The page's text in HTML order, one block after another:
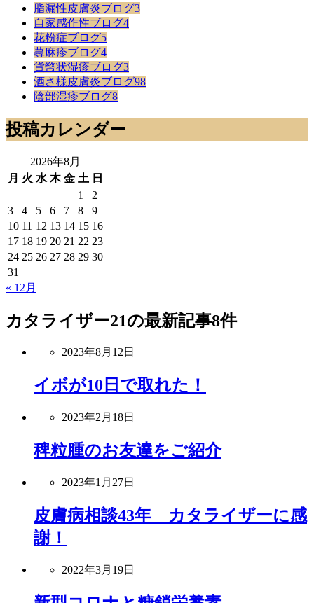
脂漏性皮膚炎ブログ3
自家感作性ブログ4
花粉症ブログ5
蕁麻疹ブログ4
貨幣状湿疹ブログ3
酒さ様皮膚炎ブログ98
陰部湿疹ブログ8
投稿カレンダー
2026年8月
月 火 水 木 金 土 日
1
2
3
4 5 6 7 8
9
10 11 12 13 14 15 16
17 18 19 20 21 22 23
24 25 26 27 28 29 30
31
« 12月
カタライザー21の最新記事8件
2023年8月12日
イボが10日で取れた！
2023年2月18日
稗粒腫のお友達をご紹介
2023年1月27日
皮膚病相談43年 カタライザーに感
謝！
2022年3月19日